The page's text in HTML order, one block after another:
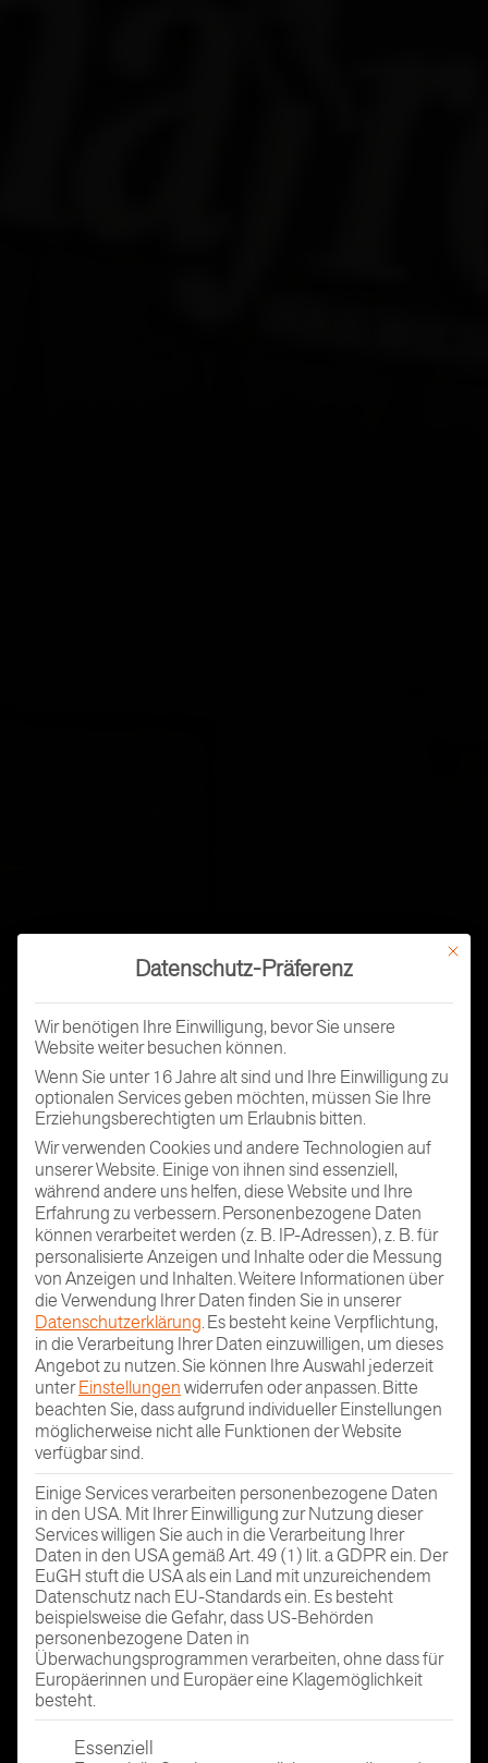
Mit
Datenschutz-Präferenz
Wir benötigen Ihre Einwilligung, bevor Sie unsere
Website weiter besuchen können.
Wenn Sie unter 16 Jahre alt sind und Ihre Einwilligung zu
optionalen Services geben möchten, müssen Sie Ihre
Erziehungsberechtigten um Erlaubnis bitten.
Wir verwenden Cookies und andere Technologien auf
unserer Website. Einige von ihnen sind essenziell,
während andere uns helfen, diese Website und Ihre
Erfahrung zu verbessern.Personenbezogene Daten
können verarbeitet werden (z. B. IP-Adressen), z. B. für
personalisierte Anzeigen und Inhalte oder die Messung
von Anzeigen und Inhalten.Weitere Informationen über
die Verwendung Ihrer Daten finden Sie in unserer
Datenschutzerklärung.Es besteht keine Verpflichtung,
in die Verarbeitung Ihrer Daten einzuwilligen, um dieses
Angebot zu nutzen.Sie können Ihre Auswahl jederzeit
unterEinstellungenwiderrufen oder anpassen.Bitte
beachten Sie, dass aufgrund individueller Einstellungen
möglicherweise nicht alle Funktionen der Website
verfügbar sind.
Einige Services verarbeiten personenbezogene Daten
in den USA. Mit Ihrer Einwilligung zur Nutzung dieser
Services willigen Sie auch in die Verarbeitung Ihrer
Daten in den USA gemäß Art. 49 (1) lit. a GDPR ein. Der
EuGH stuft die USA als ein Land mit unzureichendem
Datenschutz nach EU-Standards ein. Es besteht
beispielsweise die Gefahr, dass US-Behörden
personenbezogene Daten in
Überwachungsprogrammen verarbeiten, ohne dass für
Europäerinnen und Europäer eine Klagemöglichkeit
besteht.
Es folgt eine Liste der Service-Gruppen, für die eine
Essenziell